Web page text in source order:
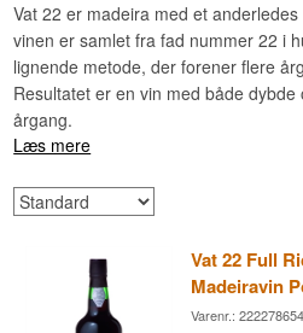
Vat 22 er madeira med et
vinen er samlet fra fad nummer 22 i
lignende metode, der forener flere
Resultatet er en vin med både
årgang.
Læs mere
Vat 22 Full
Madeiravin
Varenr.: